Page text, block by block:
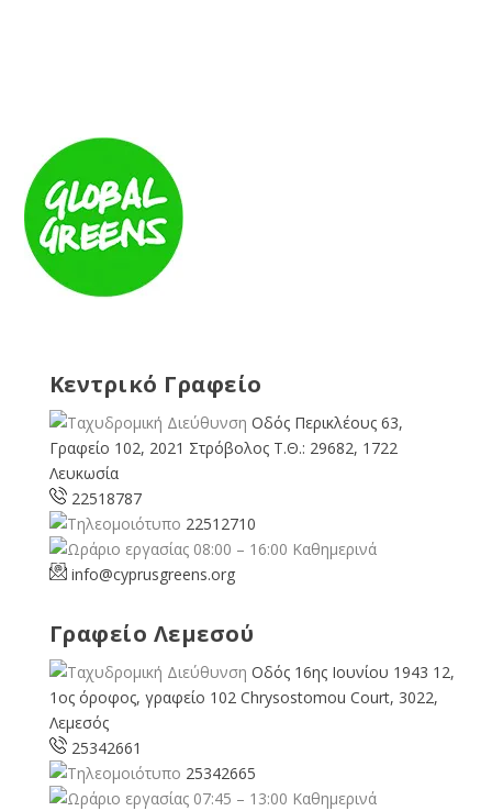
Κεντρικό Γραφείο
Οδός Περικλέους 63,
Γραφείο 102, 2021 Στρόβολος Τ.Θ.: 29682, 1722
Λευκωσία
22518787
22512710
08:00 – 16:00 Καθημερινά
info@cyprusgreens.org
Γραφείο Λεμεσού
Οδός 16ης Ιουνίου 1943 12,
1ος όροφος, γραφείο 102 Chrysostomou Court, 3022,
Λεμεσός
25342661
25342665
07:45 – 13:00 Καθημερινά